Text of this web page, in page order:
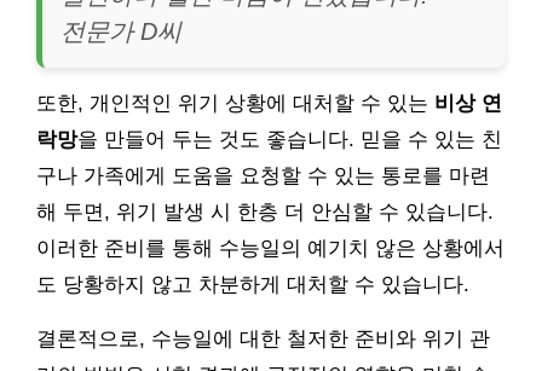
전문가 D씨
또한, 개인적인 위기 상황에 대처할 수 있는 비상 연
락망을 만들어 두는 것도 좋습니다. 믿을 수 있는 친
구나 가족에게 도움을 요청할 수 있는 통로를 마련
해 두면, 위기 발생 시 한층 더 안심할 수 있습니다.
이러한 준비를 통해 수능일의 예기치 않은 상황에서
도 당황하지 않고 차분하게 대처할 수 있습니다.
결론적으로, 수능일에 대한 철저한 준비와 위기 관